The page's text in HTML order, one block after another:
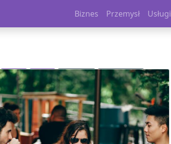
Biznes Przemysł Usługi
Biznes Usługi Marketing
Oszczędzanie
Promocja firmy
Reklama